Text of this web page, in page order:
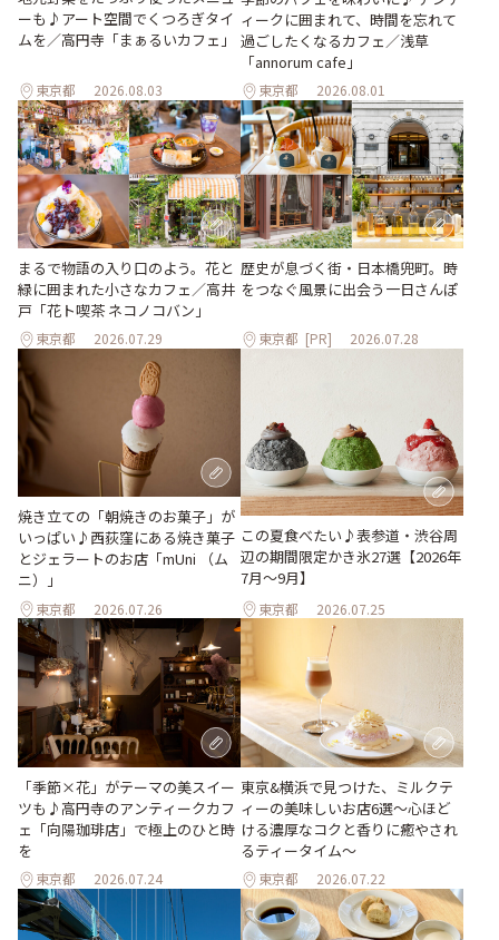
ーも♪アート空間でくつろぎタイ
ムを／高円寺「まぁるいカフェ」
東京都 2026.08.03
ィークに囲まれて、時間を忘れて
過ごしたくなるカフェ／浅草
「annorum cafe」
東京都 2026.08.01
まるで物語の入り口のよう。花と
緑に囲まれた小さなカフェ／高井
戸「花ト喫茶 ネコノコバン」
東京都 2026.07.29
歴史が息づく街・日本橋兜町。時
をつなぐ風景に出会う一日さんぽ
東京都 [PR] 2026.07.28
焼き立ての「朝焼きのお菓子」が
いっぱい♪西荻窪にある焼き菓子
とジェラートのお店「mUni （ム
ニ）」
東京都 2026.07.26
この夏食べたい♪表参道・渋谷周
辺の期間限定かき氷27選【2026年
7月～9月】
東京都 2026.07.25
「季節×花」がテーマの美スイー
ツも♪高円寺のアンティークカフ
ェ「向陽珈琲店」で極上のひと時
を
東京都 2026.07.24
東京&横浜で見つけた、ミルクテ
ィーの美味しいお店6選～心ほど
ける濃厚なコクと香りに癒やされ
るティータイム～
東京都 2026.07.22